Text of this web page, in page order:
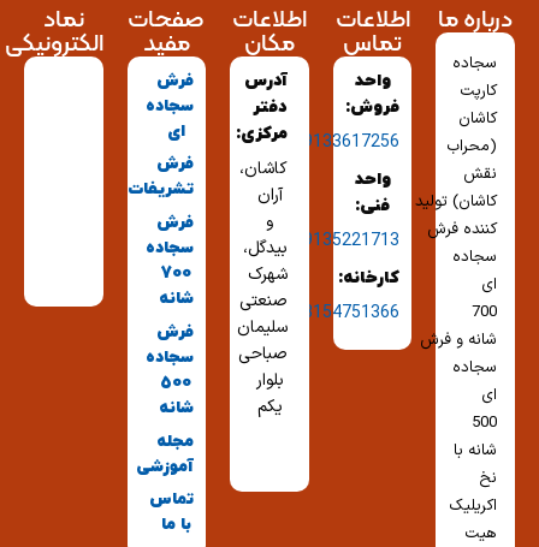
درباره ما
سجاده
کارپت
کاشان
(محراب
نقش
کاشان) تولید
کننده فرش
سجاده
ای
700
شانه و فرش
سجاده
ای
500
شانه با
نخ
اکریلیک
هیت
اطلاعات
تماس
واحد
فروش:
09133617256
واحد
فنی:
09135221713
کارخانه:
03154751366
اطلاعات
مکان
آدرس
دفتر
مرکزی:
کاشان،
آران
و
بیدگل،
شهرک
صنعتی
سلیمان
صباحی
بلوار
یکم
صفحات
مفید
فرش
سجاده
ای
فرش
تشریفات
فرش
سجاده
700
شانه
فرش
سجاده
500
شانه
مجله
آموزشی
تماس
با ما
نماد
الکترونیکی